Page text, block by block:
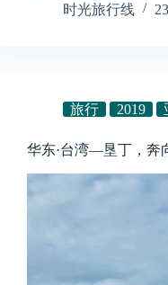
时光旅行线
旅行 2019
华东·台湾—垦丁，奔